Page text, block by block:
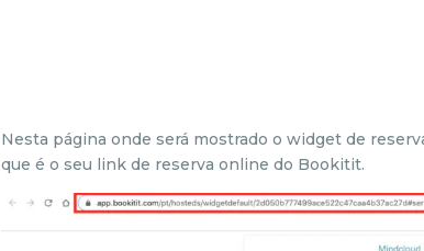
Nesta página onde será mostrado o widget de
que é o seu link de reserva online do Bookitit.